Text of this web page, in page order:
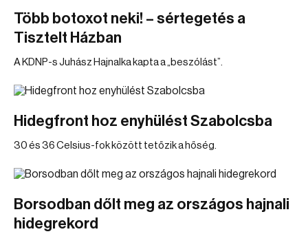
Több botoxot neki! – sértegetés a
Tisztelt Házban
A KDNP-s Juhász Hajnalka kapta a „beszólást”.
Hidegfront hoz enyhülést Szabolcsba
30 és 36 Celsius-fok között tetőzik a hőség.
Borsodban dőlt meg az országos hajnali
hidegrekord